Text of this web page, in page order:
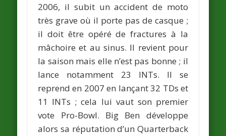
2006, il subit un accident de moto
très grave où il porte pas de casque ;
il doit être opéré de fractures à la
mâchoire et au sinus. Il revient pour
la saison mais elle n’est pas bonne ; il
lance notamment 23 INTs. Il se
reprend en 2007 en lançant 32 TDs et
11 INTs ; cela lui vaut son premier
vote Pro-Bowl. Big Ben développe
alors sa réputation d’un Quarterback